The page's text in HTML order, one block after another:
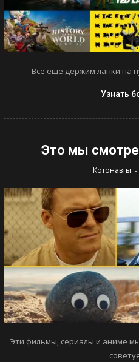
Все еще держим лапки на
Узнать
Это мы
Котонавты -
Эти фильмы, сериалы и аниме